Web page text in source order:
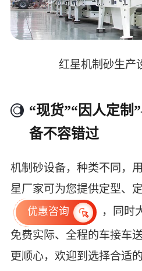
红星机制砂生产
“现货”“因人定
备不容错过
机制砂设备，种类不同，
星厂家可为您提供定型、定
优惠咨询
，同时
免费实际、全程的车接车
更顺心，欢迎到选择合适